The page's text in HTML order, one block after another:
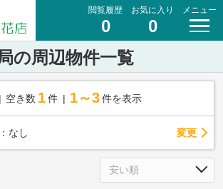
閲覧履歴
0
お気に入り
0
メニュー
の周辺物件一覧
空き数 1 件 1～3 件を表示
なし 変更